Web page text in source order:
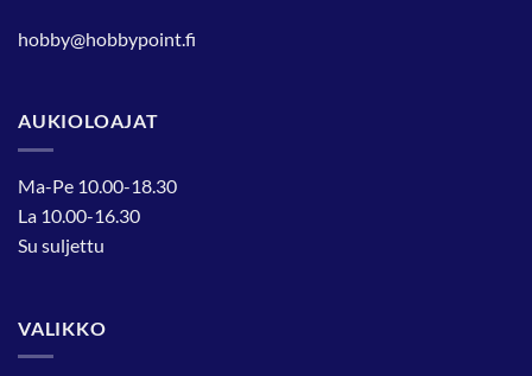
hobby@hobbypoint.fi
AUKIOLOAJAT
Ma-Pe 10.00-18.30
La 10.00-16.30
Su suljettu
VALIKKO